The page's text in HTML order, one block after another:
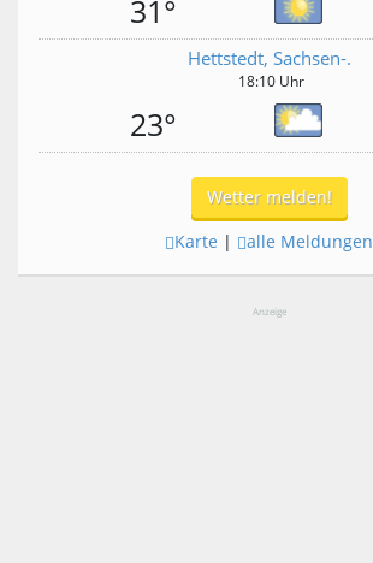
31°
Hettstedt, Sachsen-.
18:10 Uhr
23°
Wetter melden!
Karte | alle Meldungen
Anzeige